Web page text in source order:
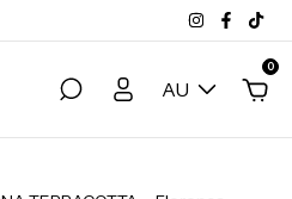
AU
0